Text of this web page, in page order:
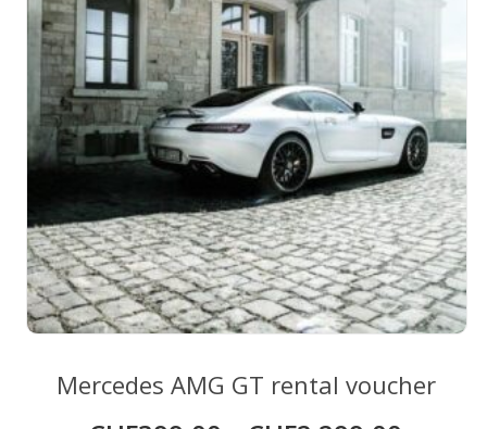
chosen
product
page
Mercedes AMG GT rental voucher